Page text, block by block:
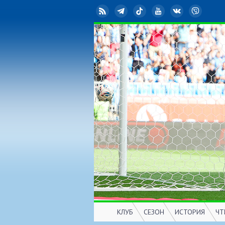
RSS TelegramTikTok YouTubeВКонтакте
КЛУБ
СЕЗОН
ИСТОРИЯ